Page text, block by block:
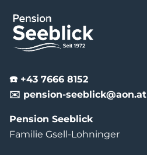
☎️ +43 7666 8152
✉️ pension-seeblick@aon.at
Pension Seeblick
Familie Gsell-Lohninger